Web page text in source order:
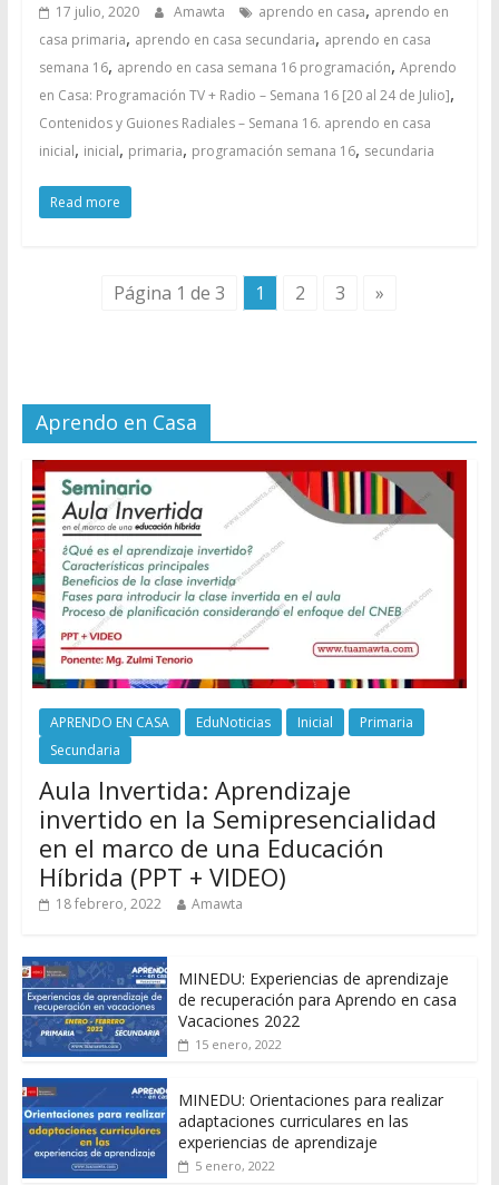
17 julio, 2020 Amawta aprendo en casa, aprendo en
casa primaria, aprendo en casa secundaria, aprendo en casa
semana 16, aprendo en casa semana 16 programación, Aprendo
en Casa: Programación TV + Radio – Semana 16 [20 al 24 de Julio],
Contenidos y Guiones Radiales – Semana 16. aprendo en casa
inicial, inicial, primaria, programación semana 16, secundaria
Read more
Página 1 de 3 1 2 3 »
Aprendo en Casa
APRENDO EN CASA EduNoticias Inicial
Primaria
Secundaria
Aula Invertida: Aprendizaje
invertido en la Semipresencialidad
en el marco de una Educación
Híbrida (PPT + VIDEO)
18 febrero, 2022 Amawta
MINEDU: Experiencias de aprendizaje
de recuperación para Aprendo en casa
Vacaciones 2022
15 enero, 2022
MINEDU: Orientaciones para realizar
adaptaciones curriculares en las
experiencias de aprendizaje
5 enero, 2022